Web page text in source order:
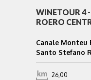
WINETOUR 4
ROERO
Canale Monteu
Santo Stefano
26,00